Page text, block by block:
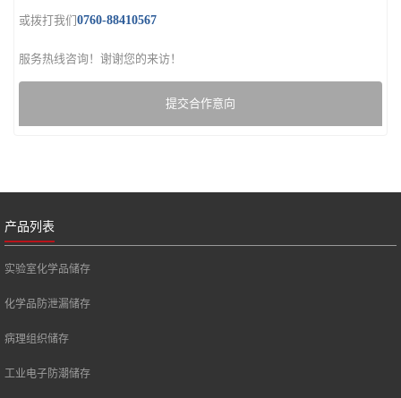
或拨打我们0760-88410567
服务热线咨询！谢谢您的来访！
提交合作意向
产品列表
实验室化学品储存
化学品防泄漏储存
病理组织储存
工业电子防潮储存